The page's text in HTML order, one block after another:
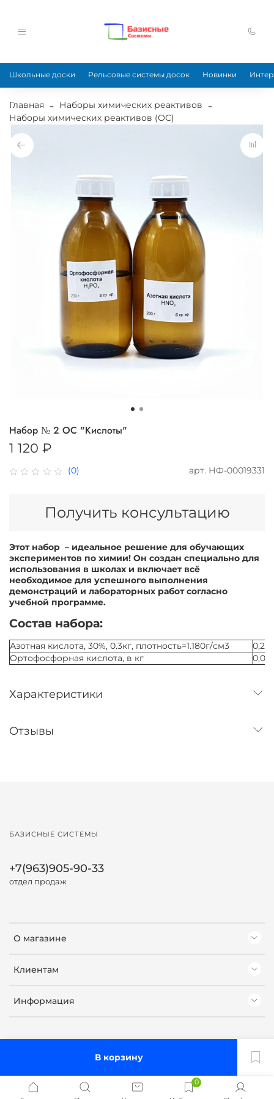
Школьные доски Рельсовые системы досок Новинки
Главная
Наборы химических реактивов
Наборы химических реактивов (ОС)
(0) арт. НФ-00019331
Набор № 2 ОС "Кислоты"
1 120 ₽
В корзину
Получить консультацию
Этот набор – идеальное решение для обучающих
экспериментов по химии! Он создан специально для
использования в школах и включает всё
необходимое для успешного выполнения
демонстраций и лабораторных работ согласно
учебной программе.
Состав набора:
Азотная кислота, 30%, 0.3кг, плотность=1.180г/см3
Ортофосфорная кислота, в кг
Характеристики
Отзывы
О магазине
Клиентам
Информация
БАЗИСНЫЕ СИСТЕМЫ
+7(963)905-90-33
отдел продаж
0